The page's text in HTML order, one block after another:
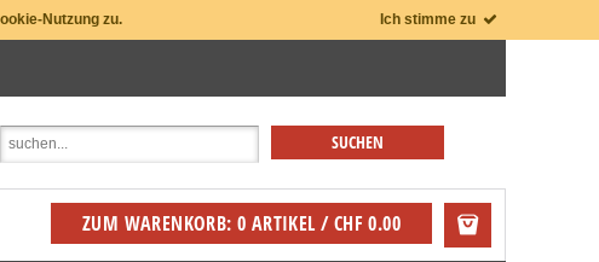
Nutzung zu. Ich stimme zu
ZUM WARENKORB: 0 ARTIKEL / CHF 0.00